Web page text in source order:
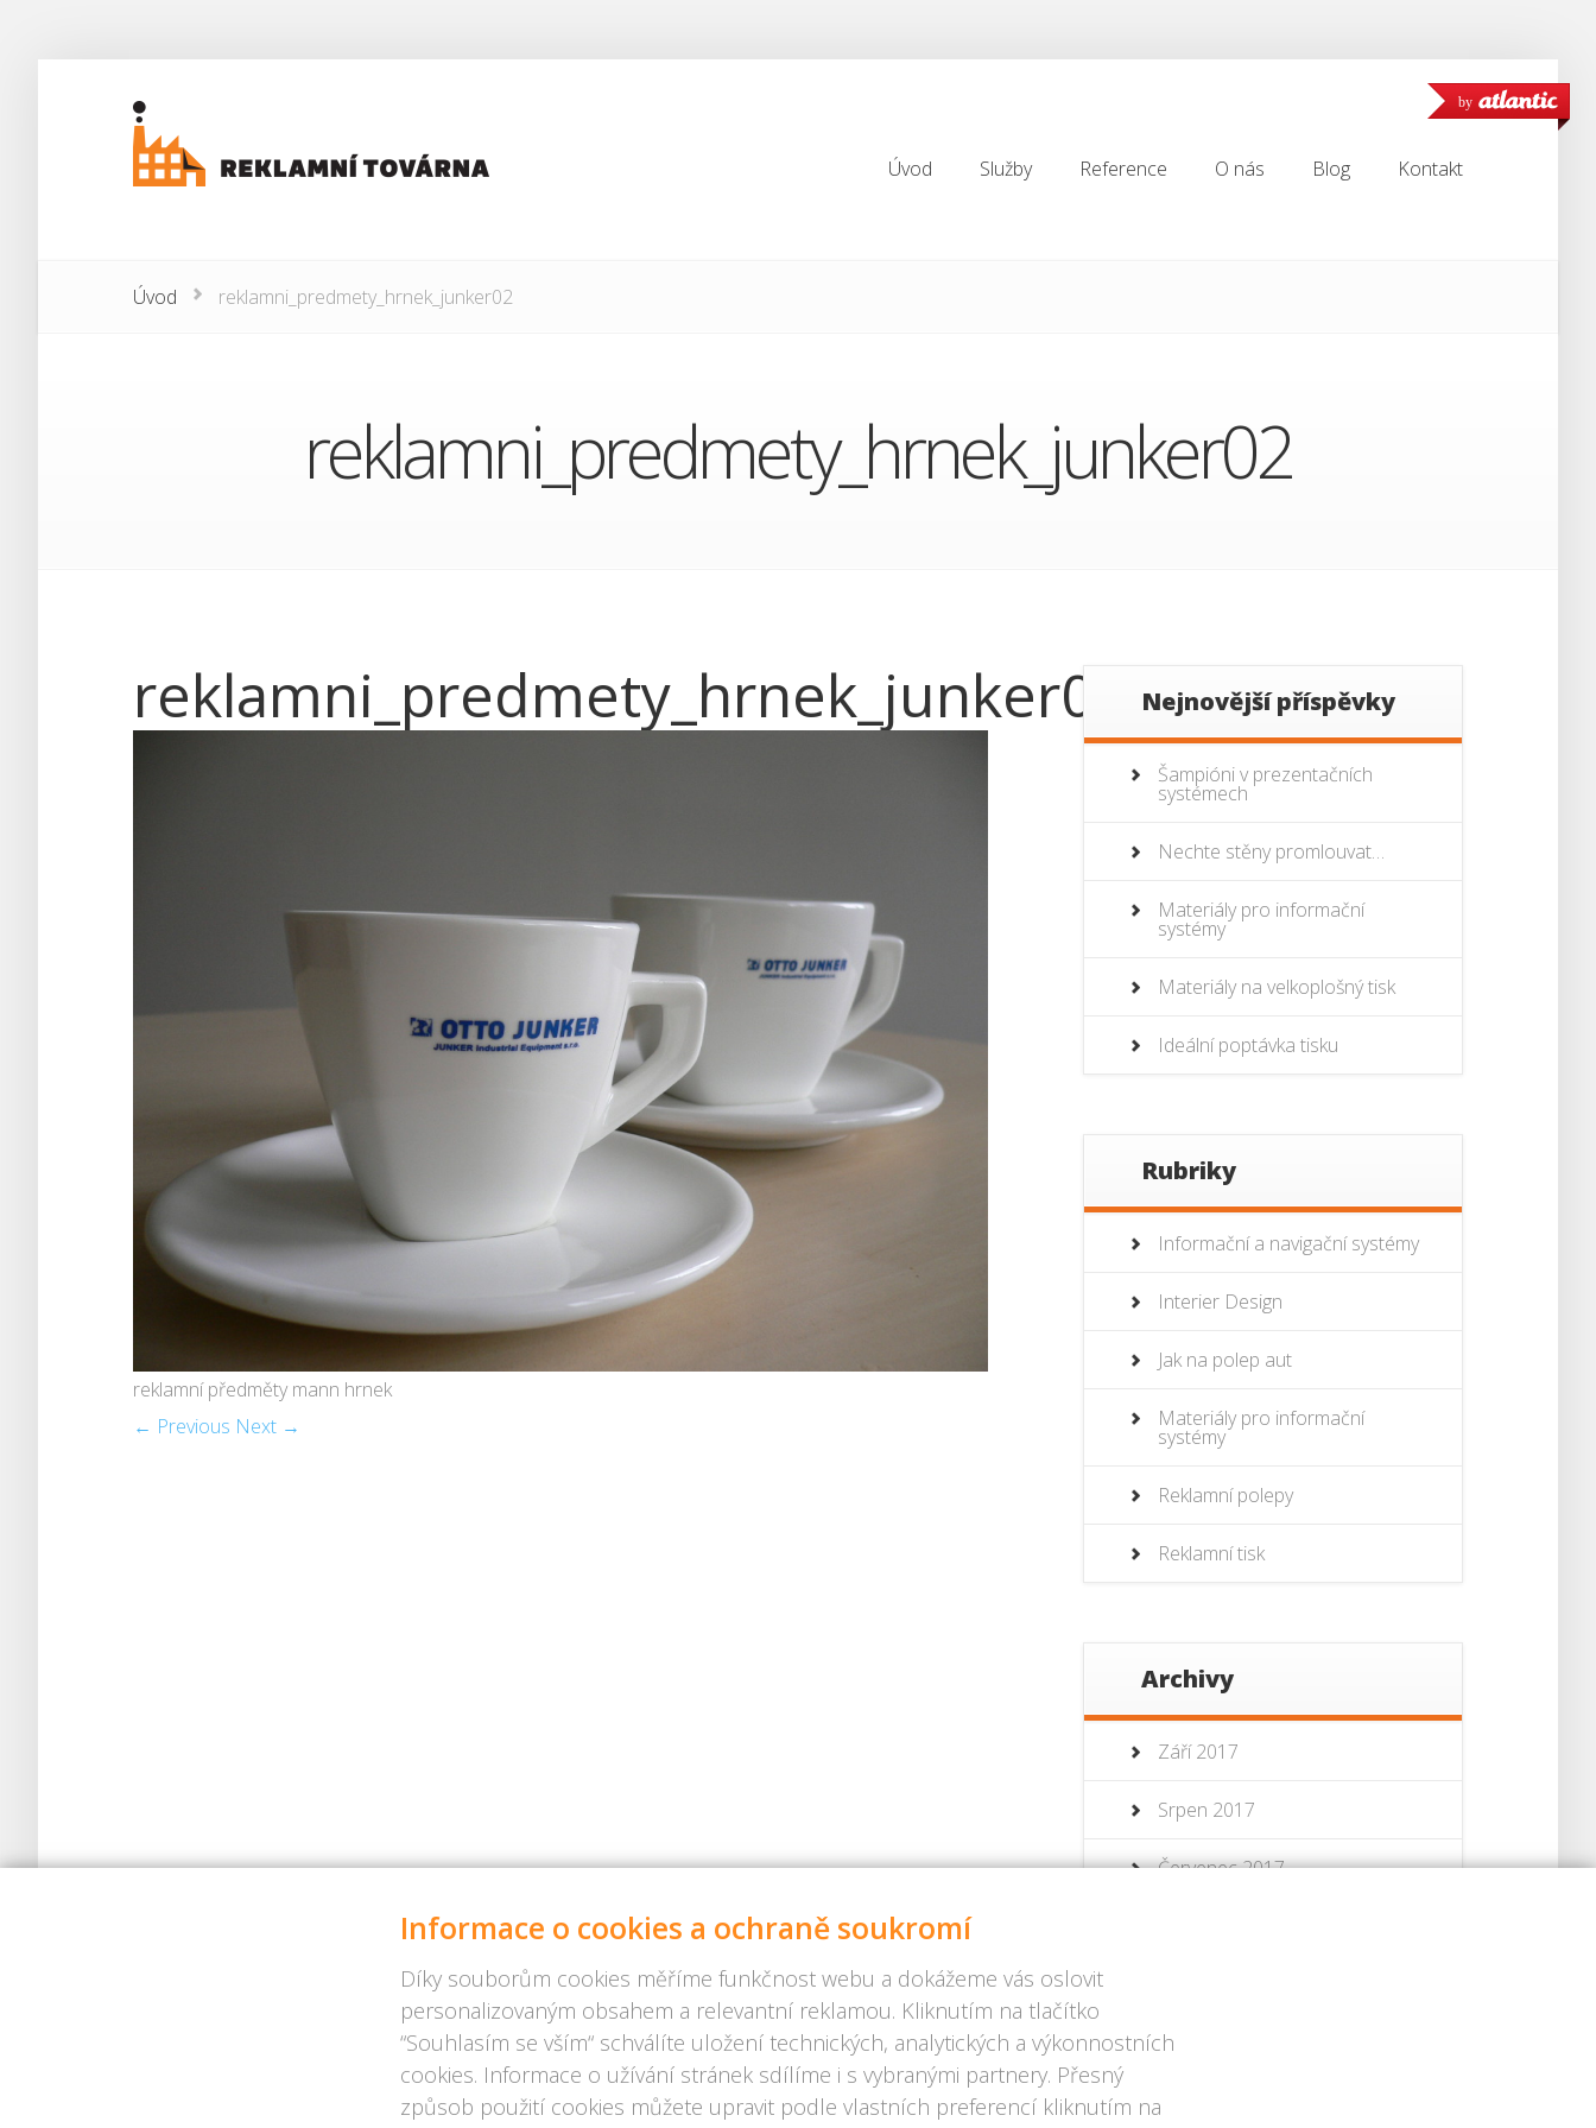
by
Úvod
Služby
Reference
O nás
Blog
Kontakt
Úvod reklamni_predmety_hrnek_junker02
reklamni_predmety_hrnek_junker02
reklamni_predmety_hrnek_junker02
reklamní předměty mann hrnek
← Previous Next →
Nejnovější příspěvky
Šampióni v prezentačních
systémech
Nechte stěny promlouvat…
Materiály pro informační
systémy
Materiály na velkoplošný tisk
Ideální poptávka tisku
Rubriky
Informační a navigační systémy
Interier Design
Jak na polep aut
Materiály pro informační
systémy
Reklamní polepy
Reklamní tisk
Archivy
Září 2017
Srpen 2017
Červenec 2017
Informace o cookies a ochraně soukromí
Díky souborům cookies měříme funkčnost webu a dokážeme vás oslovit
personalizovaným obsahem a relevantní reklamou. Kliknutím na tlačítko
“Souhlasím se vším“ schválíte uložení technických, analytických a výkonnostních
cookies. Informace o užívání stránek sdílíme i s vybranými partnery. Přesný
způsob použití cookies můžete upravit podle vlastních preferencí kliknutím na